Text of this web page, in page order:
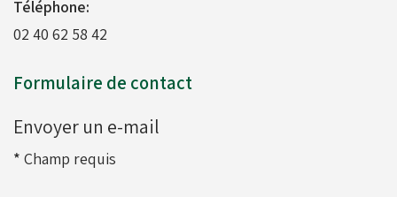
Téléphone:
02 40 62 58 42
Formulaire de contact
Envoyer un e-mail
* Champ requis
Leviers de vitesses
Moyeux - Porte-couronnes
Pare chaînes - Echappement